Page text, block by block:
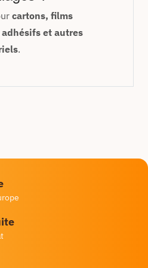
cartons, films
et autres
.